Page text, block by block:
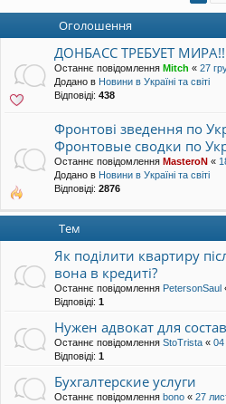
уп
Оголошення
ДОНБАСС ТРЕБУЕТ
Останнє повідомлення Mitch « 27
Додано в Новини в Україні та світі
Відповіді: 438
Фронтові зведення по
Фронтовые сводки по
Останнє повідомлення MasteroN «
Додано в Новини в Україні та світі
Відповіді: 2876
Тем
Як поділити квартиру
вона в кредиті?
Останнє повідомлення PetersonSaul
Відповіді: 1
Нужен адвокат для
Останнє повідомлення StoTrista « 04
Відповіді: 1
Бухгалтерские услуги
Останнє повідомлення bono « 27